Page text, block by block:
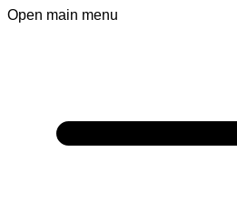
Open main menu